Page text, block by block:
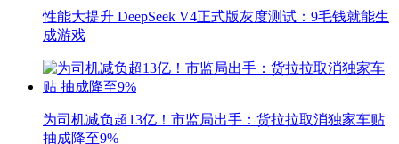
性能大提升 DeepSeek V4正式版灰度测试：9毛钱就能生
成游戏
为司机减负超13亿！市监局出手：货拉拉取消独家车贴
抽成降至9%